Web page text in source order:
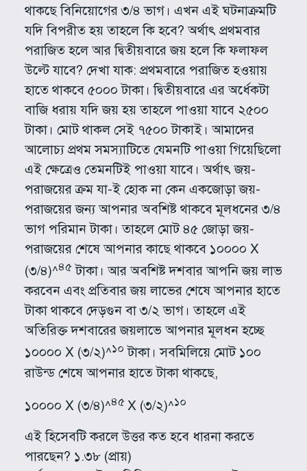
থাকছে বিনিয়োগের ৩/৪ ভাগ। এখন এই ঘটনাক্রমটি
যদি বিপরীত হয় তাহলে কি হবে? অর্থাৎ প্রথমবার
পরাজিত হলে আর দ্বিতীয়বারে জয় হলে কি ফলাফল
উল্টে যাবে? দেখা যাক: প্রথমবারে পরাজিত হওয়ায়
হাতে থাকবে ৫০০০ টাকা। দ্বিতীয়বারে এর অর্ধেকটা
বাজি ধরায় যদি জয় হয় তাহলে পাওয়া যাবে ২৫০০
টাকা। মোট থাকল সেই ৭৫০০ টাকাই। আমাদের
আলোচ্য প্রথম সমস্যাটিতে যেমনটি পাওয়া গিয়েছিলো
এই ক্ষেত্রেও তেমনটিই পাওয়া যাবে। অর্থাৎ জয়-
পরাজয়ের ক্রম যা-ই হোক না কেন একজোড়া জয়-
পরাজয়ের জন্য আপনার অবশিষ্ট থাকবে মূলধনের ৩/৪
ভাগ পরিমান টাকা। তাহলে মোট ৪৫ জোড়া জয়-
পরাজয়ের শেষে আপনার কাছে থাকবে ১০০০০ X
(৩/৪)^৪৫টাকা। আর অবশিষ্ট দশবার আপনি জয় লাভ
করবেন এবং প্রতিবার জয় লাভের শেষে আপনার হাতে
টাকা থাকবে দেড়গুন বা ৩/২ ভাগ। তাহলে এই
অতিরিক্ত দশবারের জয়লাভে আপনার মূলধন হচ্ছে
১০০০০ X (৩/২)^১০ টাকা। সবমিলিয়ে মোট ১০০
রাউন্ড শেষে আপনার হাতে টাকা থাকছে,
১০০০০ X (৩/৪)^৪৫ X (৩/২)^১০
এই হিসেবটি করলে উত্তর কত হবে ধারনা করতে
পারছেন? ১.৩৮ (প্রায়)